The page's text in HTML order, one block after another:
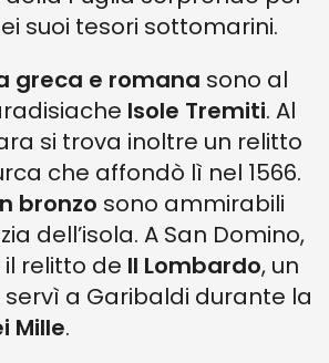
suoi tesori sottomarini.
greca e romana sono al
Isole Tremiti. Al
si trova inoltre un relitto
che affondò lì nel 1566.
bronzo sono ammirabili
dell’isola. A San Domino,
relitto de Il Lombardo, un
a Garibaldi durante la
Mille.